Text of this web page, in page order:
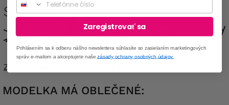
Starostlivosť o produkt
Zodpovedný hospodársky subjekt v EÚ
MODELKA MÁ OBLEČENÉ:
Zaregistrovať sa
Prihlásením sa k odberu nášho newslettera súhlasíte so zasielaním marketingových
správ e-mailom a akceptujete našezásady ochrany osobných údajov.